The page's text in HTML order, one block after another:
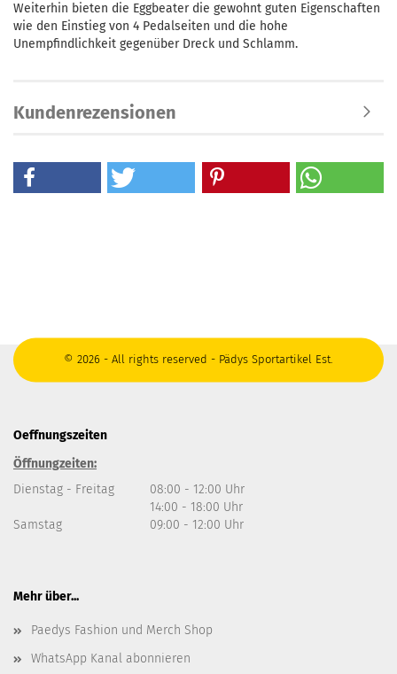
Weiterhin bieten die Eggbeater die gewohnt guten Eigenschaften
wie den Einstieg von 4 Pedalseiten und die hohe
Unempfindlichkeit gegenüber Dreck und Schlamm.
Kundenrezensionen
© 2026 - All rights reserved - Pädys Sportartikel Est.
Oeffnungszeiten
Öffnungzeiten:
Dienstag - Freitag
08:00 - 12:00 Uhr
14:00 - 18:00 Uhr
Samstag
09:00 - 12:00 Uhr
Mehr über...
Paedys Fashion und Merch Shop
WhatsApp Kanal abonnieren